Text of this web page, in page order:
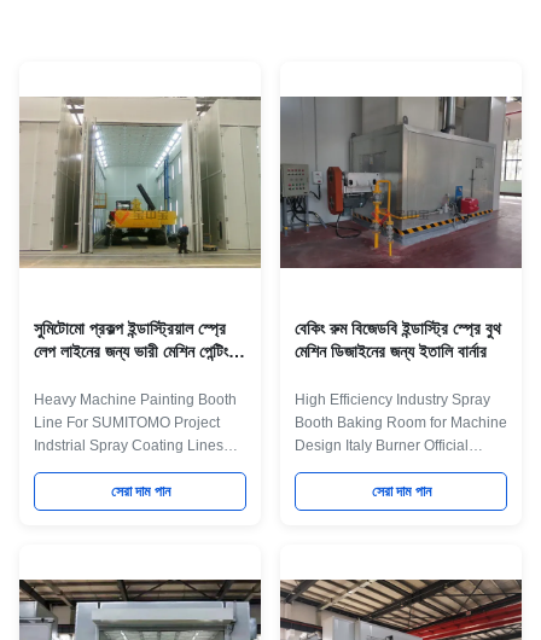
সুমিটোমো প্রকল্প ইন্ডাস্ট্রিয়াল স্প্রে
লেপ লাইনের জন্য ভারী মেশিন পেন্টিং
Heavy Machine Painting Booth
Line For SUMITOMO Project
Indstrial Spray Coating Lines
Quick Details: 1. It is a turnkey
Project in Heavy Machine
Painting Booth Line For
ventilation system 3. PLC Smart
Control System 4. Room
Connection Design to save
সেরা দাম পান
বেকিং রুম বিজেডবি ইন্ডাস্ট্রি স্প্রে বুথ
মেশিন ডিজাইনের জন্য ইতালি বার্নার
High Efficiency Industry Spray
Booth Baking Room for Machine
Design Italy Burner Official
Trade Branch: Guangzhou
Shinely Import and Export Trade
Co., Ltd, which was set up in
and 100% belong to
Jingzhongjing Group. Now
Shinely have more than 30 staff,
সেরা দাম পান